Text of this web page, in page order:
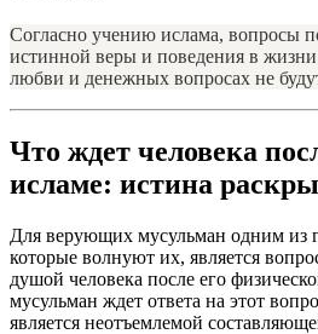
Согласно учению ислама, вопросы
истинной веры и поведения в
любви и денежных вопросах не
Что ждет человека
исламе: истина
Для верующих мусульман одним из
которые волнуют их, является
душой человека после его
мусульман ждет ответа на этот
является неотъемлемой